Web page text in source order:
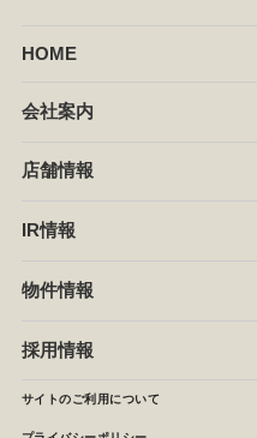
HOME
会社案内
企業情報
セントラルキッチン
NEWS
店舗情報
椿屋珈琲
イタリアンダイニングDONA
店舗検索
IR情報
IRニュース
月次報告
決算短信
物件情報
採用情報
サイトのご利用について